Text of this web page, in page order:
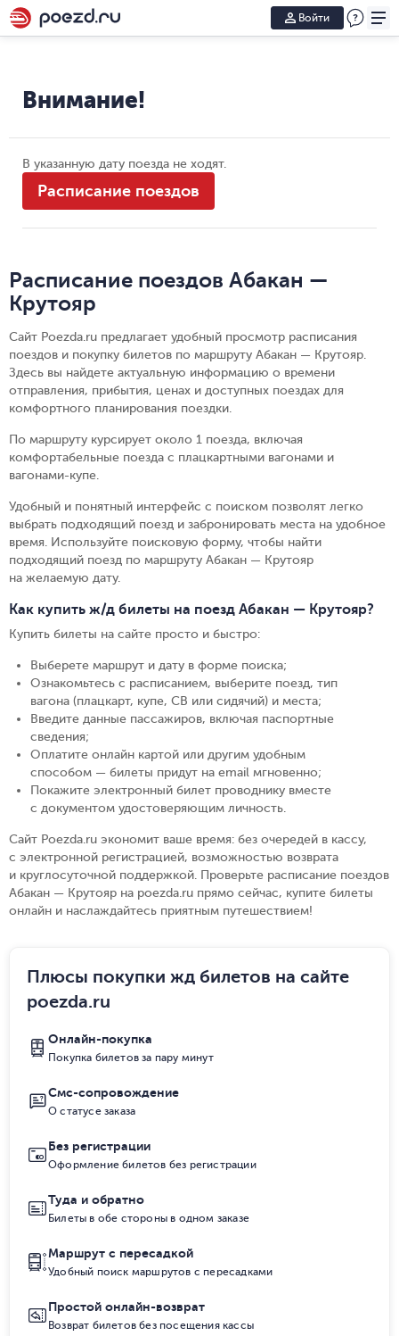
Войти
Внимание!
В указанную дату поезда не ходят.
Расписание поездов
Расписание поездов Абакан —
Крутояр
Сайт Poezda.ru предлагает удобный просмотр расписания
поездов и покупку билетов по маршруту Абакан — Крутояр.
Здесь вы найдете актуальную информацию о времени
отправления, прибытия, ценах и доступных поездах для
комфортного планирования поездки.
По маршруту курсирует около 1 поезда, включая
комфортабельные поезда с плацкартными вагонами и
вагонами-купе.
Удобный и понятный интерфейс с поиском позволят легко
выбрать подходящий поезд и забронировать места на удобное
время. Используйте поисковую форму, чтобы найти
подходящий поезд по маршруту Абакан — Крутояр
на желаемую дату.
Как купить ж/д билеты на поезд Абакан — Крутояр?
Купить билеты на сайте просто и быстро:
Выберете маршрут и дату в форме поиска;
Ознакомьтесь с расписанием, выберите поезд, тип
вагона (плацкарт, купе, СВ или сидячий) и места;
Введите данные пассажиров, включая паспортные
сведения;
Оплатите онлайн картой или другим удобным
способом — билеты придут на email мгновенно;
Покажите электронный билет проводнику вместе
с документом удостоверяющим личность.
Сайт Poezda.ru экономит ваше время: без очередей в кассу,
с электронной регистрацией, возможностью возврата
и круглосуточной поддержкой. Проверьте расписание поездов
Абакан — Крутояр на poezda.ru прямо сейчас, купите билеты
онлайн и наслаждайтесь приятным путешествием!
Плюсы покупки жд билетов на сайте
poezda.ru
Онлайн-покупка
Покупка билетов за пару минут
Смс-сопровождение
О статусе заказа
Без регистрации
Оформление билетов без регистрации
Туда и обратно
Билеты в обе стороны в одном заказе
Маршрут с пересадкой
Удобный поиск маршрутов с пересадками
Простой онлайн-возврат
Возврат билетов без посещения кассы